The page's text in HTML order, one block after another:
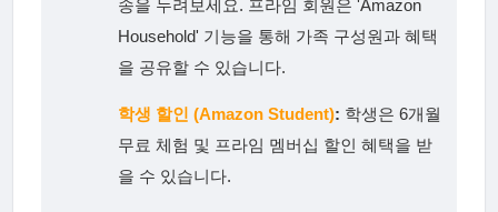
송을 누려보세요. 프라임 회원은 'Amazon
Household' 기능을 통해 가족 구성원과 혜택
을 공유할 수 있습니다.
학생 할인 (Amazon Student): 학생은 6개월
무료 체험 및 프라임 멤버십 할인 혜택을 받
을 수 있습니다.